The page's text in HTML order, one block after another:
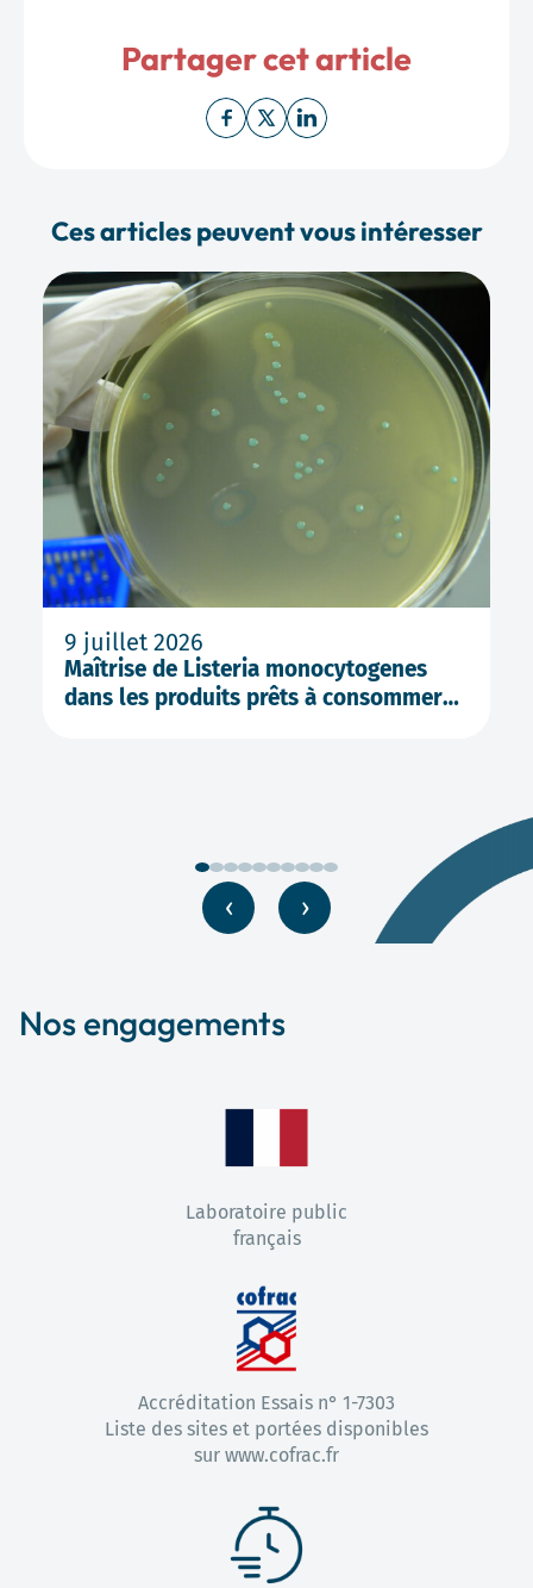
Partager cet article
Ces articles peuvent vous intéresser
‹
9 juillet 2026
Maîtrise de Listeria monocytogenes
dans les produits prêts à consommer
›
Nos engagements
Laboratoire public
français
Accréditation Essais n° 1-7303
Liste des sites et portées disponibles
sur www.cofrac.fr